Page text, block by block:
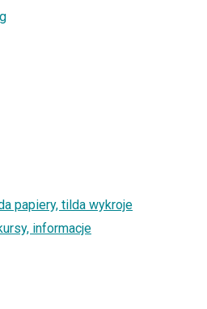
papiery, tilda wykroje
informacje